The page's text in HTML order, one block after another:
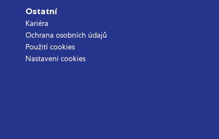
Ostatní
Kariéra
Ochrana osobních údajů
Použití cookies
Nastavení cookies